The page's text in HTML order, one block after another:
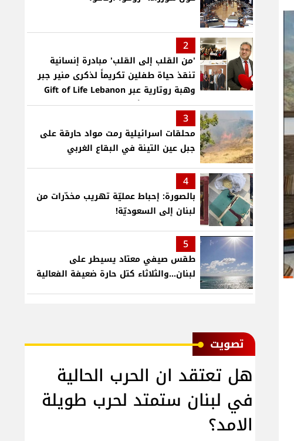
2
'من القلب إلى القلب' مبادرة إنسانية
تنقذ حياة طفلين تكريماً لذكرى منير جبر
وهبة روتارية عبر Gift of Life Lebanon
لعمليات قلب لأطفال في مستشفى حمود
الجامعي
3
محلقات اسرائيلية رمت مواد حارقة على
جبل عين التينة في البقاع الغربي
4
بالصورة: إحباط عمليّة تهريب مخدّرات من
لبنان إلى السعوديّة!
5
طقس صيفي معتاد يسيطر على
لبنان...والثلاثاء كتل حارة ضعيفة الفعالية
ﺗﺼﻮﻳﺖ
هل تعتقد ان الحرب الحالية
في لبنان ستمتد لحرب طويلة
الامد؟